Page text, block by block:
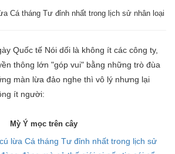
Cá tháng Tư đỉnh nhất trong lịch sử nhân loại
Quốc tế Nói dối là không ít các công ty,
thông lớn "góp vui" bằng những trò đùa
màn lừa đảo nghe thì vô lý nhưng lại
ít người:
Mỳ Ý mọc trên cây